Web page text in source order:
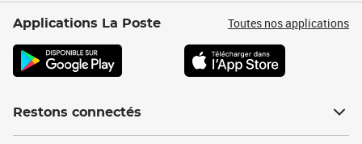
Applications La Poste Toutes nos applications
Restons connectés